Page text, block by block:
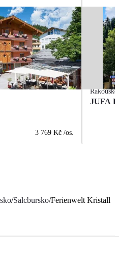
3 769 Kč /os.
Rakousko
JUFA
/Salcbursko/Ferienwelt Kristall